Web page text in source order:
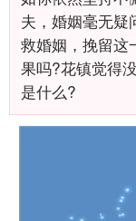
夫，婚姻毫无疑
救婚姻，挽留这
果吗?花镇觉得
是什么?